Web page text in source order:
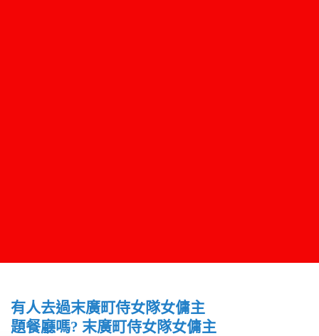
有人去過末廣町侍女隊女傭主
題餐廳嗎? 末廣町侍女隊女傭主